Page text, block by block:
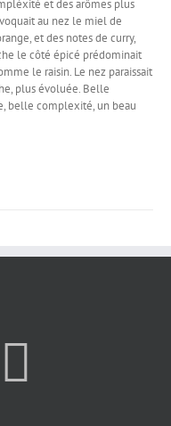
et des arômes plus
au nez le miel de
et des notes de curry,
le côté épicé prédominait
le raisin. Le nez paraissait
plus évoluée. Belle
belle complexité, un beau